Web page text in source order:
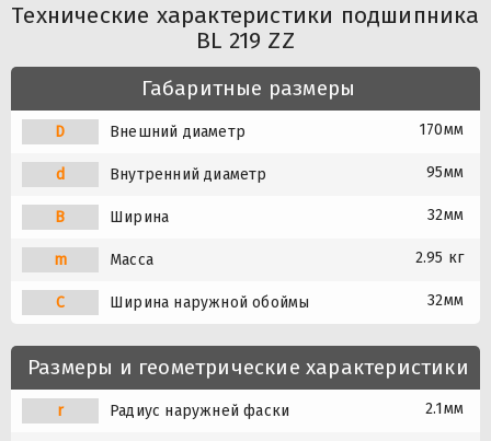
Технические характеристики подшипника
BL 219 ZZ
Габаритные размеры
D Внешний диаметр 170мм
d Внутренний диаметр 95мм
B Ширина 32мм
m Масса 2.95 кг
C Ширина наружной обоймы 32мм
Размеры и геометрические характеристики
r Радиус наружней фаски 2.1мм